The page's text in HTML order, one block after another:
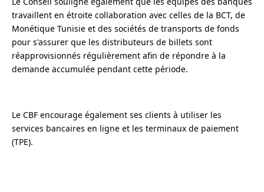
travaillent en étroite collaboration avec celles de la BCT, de
Monétique Tunisie et des sociétés de transports de fonds
pour s'assurer que les distributeurs de billets sont
réapprovisionnés régulièrement afin de répondre à la
demande accumulée pendant cette période.
Le CBF encourage également ses clients à utiliser les
services bancaires en ligne et les terminaux de paiement
(TPE).